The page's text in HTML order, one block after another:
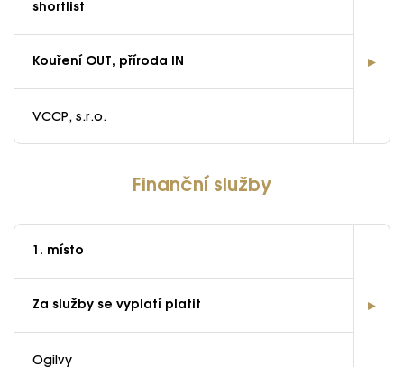
shortlist
Kouření OUT, příroda IN
VCCP, s.r.o.
Finanční služby
1. místo
Za služby se vyplatí platit
Ogilvy